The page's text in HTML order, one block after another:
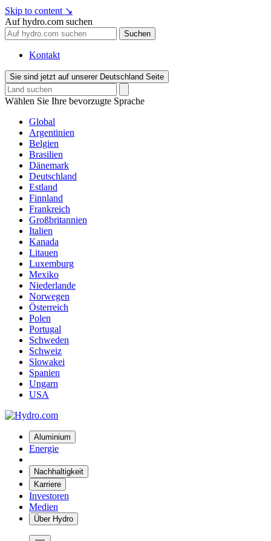
Skip to content ↘
Auf hydro.com suchen
Suchen
Kontakt
Sie sind jetzt auf unserer Deutschland Seite
Wählen Sie Ihre bevorzugte Sprache
Global
Argentinien
Belgien
Brasilien
Dänemark
Deutschland
Estland
Finnland
Frankreich
Großbritannien
Italien
Kanada
Litauen
Luxemburg
Mexiko
Niederlande
Norwegen
Österreich
Polen
Portugal
Schweden
Schweiz
Slowakei
Spanien
Ungarn
USA
Aluminium
Energie
Nachhaltigkeit
Karriere
Investoren
Medien
Über Hydro